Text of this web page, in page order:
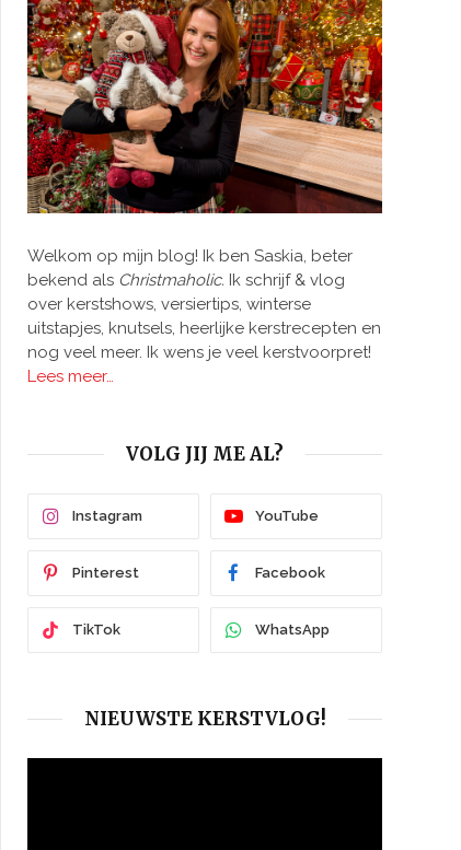
Welkom op mijn blog! Ik ben Saskia, beter
bekend als Christmaholic. Ik schrijf & vlog
over kerstshows, versiertips, winterse
uitstapjes, knutsels, heerlijke kerstrecepten en
nog veel meer. Ik wens je veel kerstvoorpret!
Lees meer…
VOLG JIJ ME AL?
Instagram YouTube
Pinterest Facebook
TikTok WhatsApp
NIEUWSTE KERSTVLOG!